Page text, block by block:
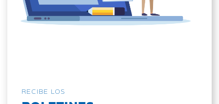
RECIBE LOS